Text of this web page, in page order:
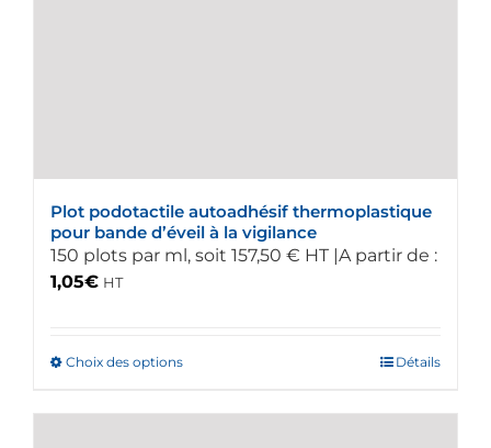
Plot podotactile autoadhésif thermoplastique
pour bande d’éveil à la vigilance
150 plots par ml, soit 157,50 € HT |A partir de :
1,05€ HT
Choix des optionsCe
a
Détails